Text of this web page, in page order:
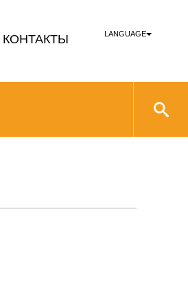
LANGUAGE
КОНТАКТЫ